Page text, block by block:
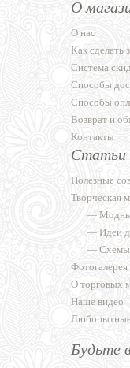
О
О нас
Как сделать
Система
Способы
Способы
Возврат и
Контакты
Статьи
Полезные
Творческая
—
— Идеи
— Схемы
Фотогалерея
О торговых
Наше видео
Любопытные
Будьте